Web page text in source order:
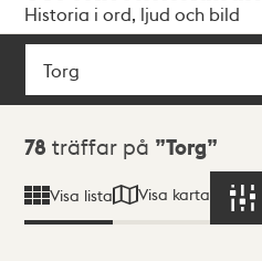
navigationen
huvudinnehållet
Historia i ord, ljud och bild
Sök
Sökresultat
78 träffar på Torg
Visa lista Visa karta